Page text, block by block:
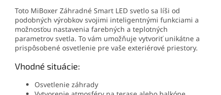
Toto MiBoxer Záhradné Smart LED svetlo sa líši od
podobných výrobkov svojimi inteligentnými funkciami a
možnosťou nastavenia farebných a teplotných
parametrov svetla. To vám umožňuje vytvoriť unikátne a
prispôsobené osvetlenie pre vaše exteriérové priestory.
Vhodné situácie:
Osvetlenie záhrady